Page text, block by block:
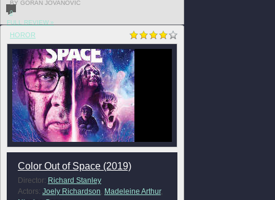
BY GORAN JOVANOVIĆ
0
FULL REVIEW »
HOROR
Color Out of Space (2019)
Director: Richard Stanley
Actors: Joely Richardson Madeleine Arthur,